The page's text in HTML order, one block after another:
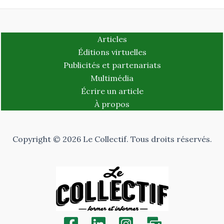
Articles
Éditions virtuelles
Publicités et partenariats
Multimédia
Écrire un article
À propos
Copyright © 2026 Le Collectif. Tous droits réservés.